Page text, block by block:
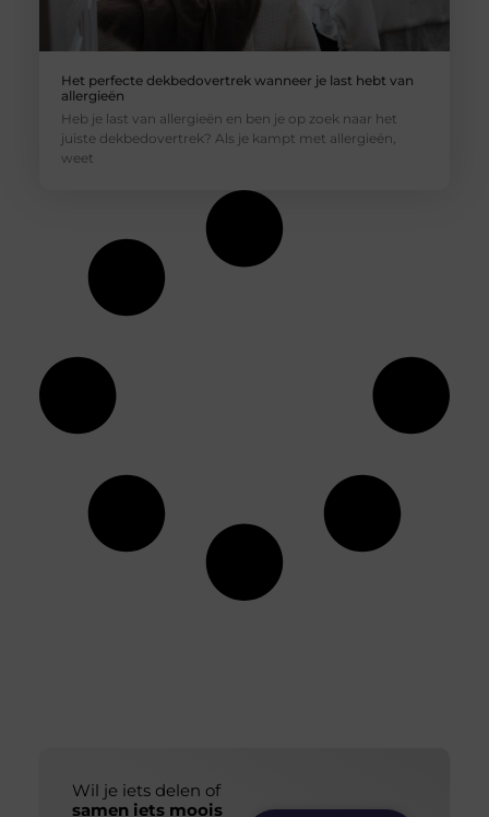
Het perfecte dekbedovertrek wanneer je last hebt van
allergieën
Heb je last van allergieën en ben je op zoek naar het
juiste dekbedovertrek? Als je kampt met allergieën,
weet
Wil je iets delen of
samen iets moois